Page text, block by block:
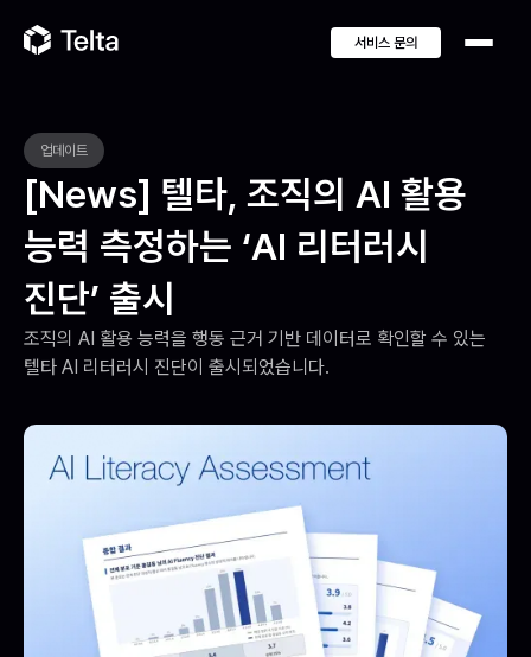
서비스 문의
업데이트
[News] 텔타, 조직의 AI 활용
능력 측정하는 ‘AI 리터러시
진단’ 출시
조직의 AI 활용 능력을 행동 근거 기반 데이터로 확인할 수 있는
텔타 AI 리터러시 진단이 출시되었습니다.